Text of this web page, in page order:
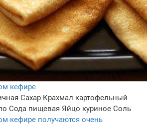
кефире
Сахар Крахмал картофельный
Сода пищевая Яйцо куриное Соль
кефире получаются очень